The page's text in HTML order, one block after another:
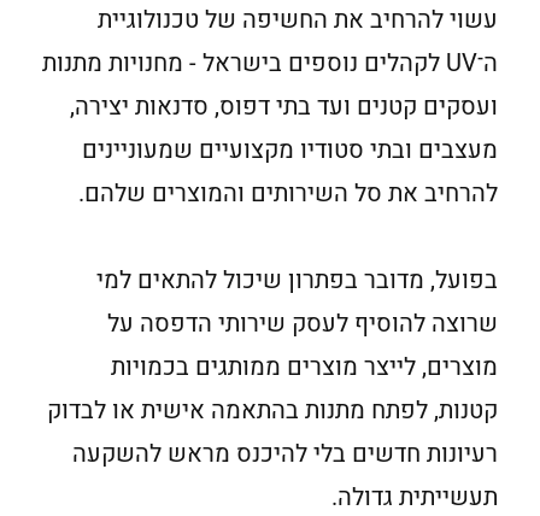
עשוי להרחיב את החשיפה של טכנולוגיית
ה־UV לקהלים נוספים בישראל - מחנויות מתנות
ועסקים קטנים ועד בתי דפוס, סדנאות יצירה,
מעצבים ובתי סטודיו מקצועיים שמעוניינים
להרחיב את סל השירותים והמוצרים שלהם.
בפועל, מדובר בפתרון שיכול להתאים למי
שרוצה להוסיף לעסק שירותי הדפסה על
מוצרים, לייצר מוצרים ממותגים בכמויות
קטנות, לפתח מתנות בהתאמה אישית או לבדוק
רעיונות חדשים בלי להיכנס מראש להשקעה
תעשייתית גדולה.